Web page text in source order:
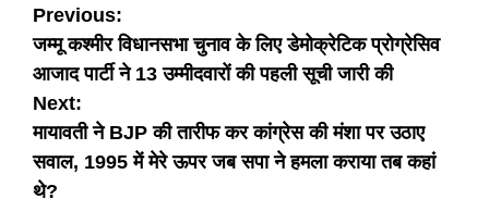
Post
navigation
Previous:
जम्मू कश्मीर विधानसभा चुनाव के लिए डेमोक्रेटिक प्रोग्रेसिव
आजाद पार्टी ने 13 उम्मीदवारों की पहली सूची जारी की
Next:
मायावती ने BJP की तारीफ कर कांग्रेस की मंशा पर उठाए
सवाल, 1995 में मेरे ऊपर जब सपा ने हमला कराया तब कहां
थे?